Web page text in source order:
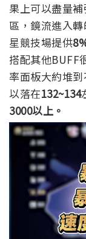
果上可以盡量補
區，鏡流進入
星競技場提供
搭配其他BUFF
率面板大約堆
以落在132~134
3000以上。